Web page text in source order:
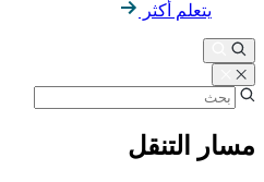
يتعلم أكثر
مسار التنقل